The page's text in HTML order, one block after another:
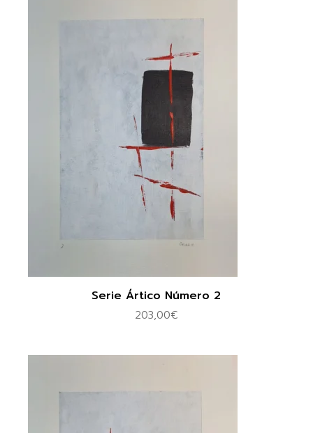
Serie Ártico Número 2
203,00€